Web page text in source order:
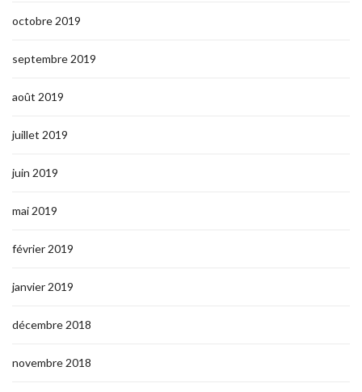
octobre 2019
septembre 2019
août 2019
juillet 2019
juin 2019
mai 2019
février 2019
janvier 2019
décembre 2018
novembre 2018